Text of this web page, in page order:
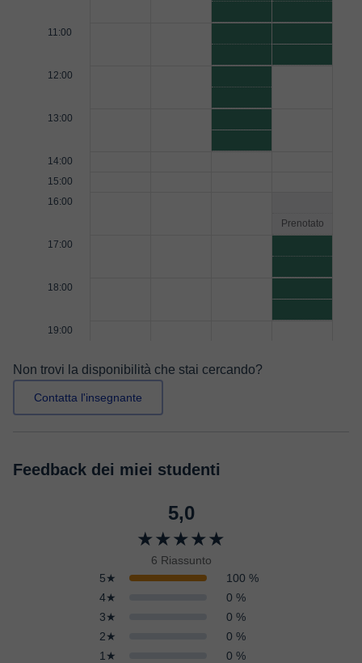
11:00
12:00
13:00
14:00
15:00
16:00
Prenotato
17:00
18:00
19:00
Non trovi la disponibilità che stai cercando?
Contatta l'insegnante
Feedback dei miei studenti
5,0
★★★★★
6 Riassunto
5★
100 %
4★
0 %
3★
0 %
2★
0 %
1★
0 %